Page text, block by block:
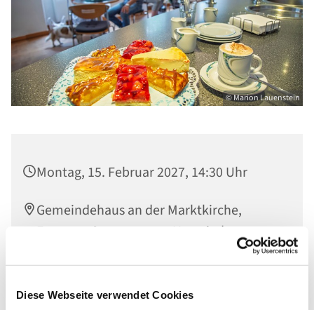
Diese Webseite verwendet Cookies
© Marion Lauenstein
Montag, 15. Februar 2027, 14:30 Uhr
Gemeindehaus an der Marktkirche,
Engerser Str. 34, 56564 Neuwied